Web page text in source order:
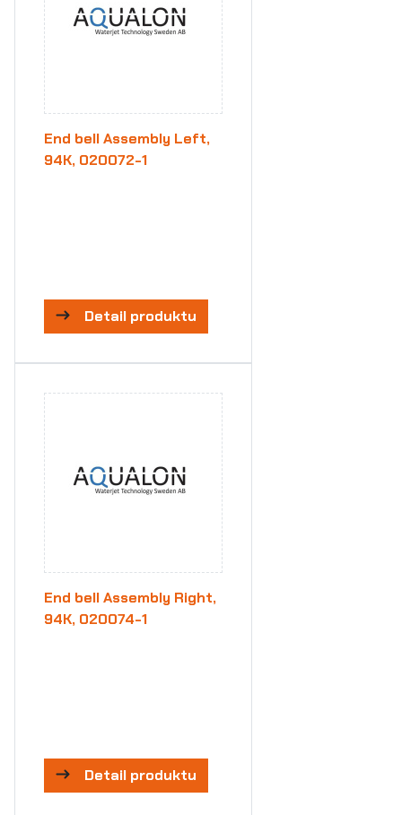
End bell Assembly Left,
94K, 020072-1
Detail produktu
End bell Assembly Right,
94K, 020074-1
Detail produktu